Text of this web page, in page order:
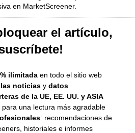
en MarketScreener.
el artículo,
ilimitada en todo el sitio web
noticias ydatos
de la UE, EE. UU. y ASIA
para una lectura más agradable
: recomendaciones de
historiales e informes